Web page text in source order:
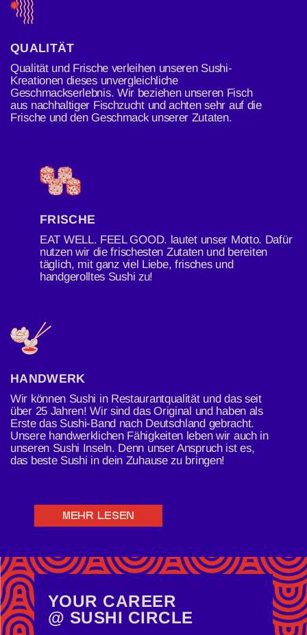
QUALITÄT
Qualität und Frische verleihen unseren Sushi-
Kreationen dieses unvergleichliche
Geschmackserlebnis. Wir beziehen unseren Fisch
aus nachhaltiger Fischzucht und achten sehr auf die
Frische und den Geschmack unserer Zutaten.
FRISCHE
EAT WELL. FEEL GOOD. lautet unser Motto. Dafür
nutzen wir die frischesten Zutaten und bereiten
täglich, mit ganz viel Liebe, frisches und
handgerolltes Sushi zu!
HANDWERK
Wir können Sushi in Restaurantqualität und das seit
über 25 Jahren! Wir sind das Original und haben als
Erste das Sushi-Band nach Deutschland gebracht.
Unsere handwerklichen Fähigkeiten leben wir auch in
unseren Sushi Inseln. Denn unser Anspruch ist es,
das beste Sushi in dein Zuhause zu bringen!
MEHR LESEN
YOUR CAREER
@ SUSHI CIRCLE